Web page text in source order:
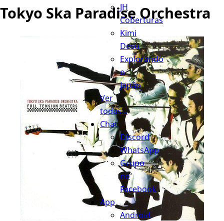
JH
Coberturas
Kimi
Desu
Explorando
o
Japão
Ver
todas...
Chat
Discord
WhatsApp
Grupo
no
Facebook
App
Android
Tokyo Ska Paradise Orchestra